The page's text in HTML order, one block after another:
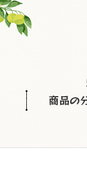
商品の